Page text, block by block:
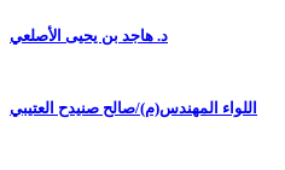
د. هاجد بن يحيى الأصلعي
اللواء المهندس(م)/صالح صنيدح العتيبي